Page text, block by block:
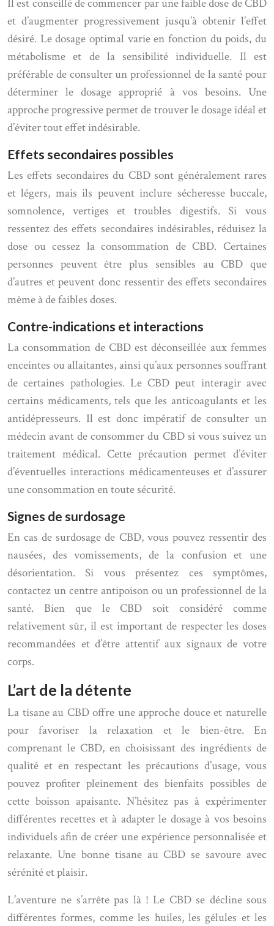
Il est conseillé de commencer par une faible dose de CBD
et d’augmenter progressivement jusqu’à obtenir l’effet
désiré. Le dosage optimal varie en fonction du poids, du
métabolisme et de la sensibilité individuelle. Il est
préférable de consulter un professionnel de la santé pour
déterminer le dosage approprié à vos besoins. Une
approche progressive permet de trouver le dosage idéal et
d’éviter tout effet indésirable.
Effets secondaires possibles
Les effets secondaires du CBD sont généralement rares
et légers, mais ils peuvent inclure sécheresse buccale,
somnolence, vertiges et troubles digestifs. Si vous
ressentez des effets secondaires indésirables, réduisez la
dose ou cessez la consommation de CBD. Certaines
personnes peuvent être plus sensibles au CBD que
d’autres et peuvent donc ressentir des effets secondaires
même à de faibles doses.
Contre-indications et interactions
La consommation de CBD est déconseillée aux femmes
enceintes ou allaitantes, ainsi qu’aux personnes souffrant
de certaines pathologies. Le CBD peut interagir avec
certains médicaments, tels que les anticoagulants et les
antidépresseurs. Il est donc impératif de consulter un
médecin avant de consommer du CBD si vous suivez un
traitement médical. Cette précaution permet d’éviter
d’éventuelles interactions médicamenteuses et d’assurer
une consommation en toute sécurité.
Signes de surdosage
En cas de surdosage de CBD, vous pouvez ressentir des
nausées, des vomissements, de la confusion et une
désorientation. Si vous présentez ces symptômes,
contactez un centre antipoison ou un professionnel de la
santé. Bien que le CBD soit considéré comme
relativement sûr, il est important de respecter les doses
recommandées et d’être attentif aux signaux de votre
corps.
L’art de la détente
La tisane au CBD offre une approche douce et naturelle
pour favoriser la relaxation et le bien-être. En
comprenant le CBD, en choisissant des ingrédients de
qualité et en respectant les précautions d’usage, vous
pouvez profiter pleinement des bienfaits possibles de
cette boisson apaisante. N’hésitez pas à expérimenter
différentes recettes et à adapter le dosage à vos besoins
individuels afin de créer une expérience personnalisée et
relaxante. Une bonne tisane au CBD se savoure avec
sérénité et plaisir.
L’aventure ne s’arrête pas là ! Le CBD se décline sous
différentes formes, comme les huiles, les gélules et les